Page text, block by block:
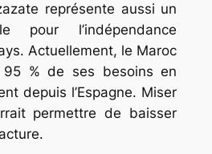
représente aussi un
l’indépendance
Actuellement, le Maroc
% de ses besoins en
depuis l’Espagne. Miser
permettre de baisser